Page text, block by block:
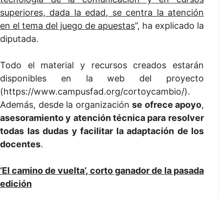
superiores, dada la edad, se centra la atención
en el tema del juego de apuestas”, ha explicado la
diputada.
Todo el material y recursos creados estarán
disponibles en la web del proyecto
(https://www.campusfad.org/cortoycambio/).
Además, desde la organización se ofrece apoyo,
asesoramiento y atención técnica para resolver
todas las dudas y facilitar la adaptación de los
docentes.
‘El camino de vuelta’, corto ganador de la pasada
edición